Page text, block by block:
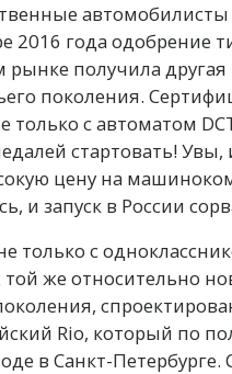
2016 года одобрение
получила другая
поколения.
с автоматом
стартовать! Увы,
цену на
и запуск в России
только с
же относительно
Rio, который по
в Санкт-Петербурге.